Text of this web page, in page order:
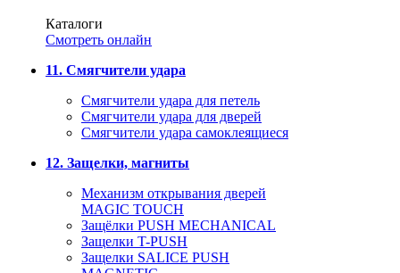
Каталоги
Смотреть онлайн
11. Смягчители удара
Смягчители удара для петель
Смягчители удара для дверей
Cмягчители удара самоклеящиеся
12. Защелки, магниты
Механизм открывания дверей
MAGIC TOUCH
Защёлки PUSH MECHANICAL
Защелки T-PUSH
Защелки SALICE PUSH